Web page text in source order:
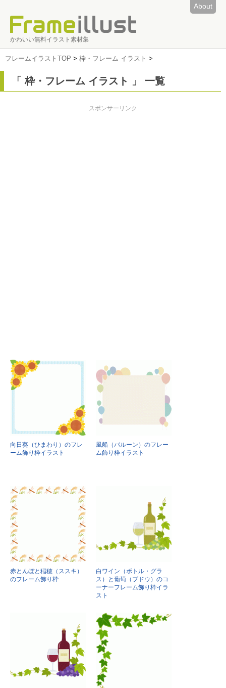
About
かわいい無料イラスト素材集
フレームイラストTOP > 枠・フレーム イラスト >
「 枠・フレーム イラスト 」 一覧
スポンサーリンク
向日葵（ひまわり）のフレ
ーム飾り枠イラスト
風船（バルーン）のフレー
ム飾り枠イラスト
赤とんぼと稲穂（ススキ）
のフレーム飾り枠
白ワイン（ボトル・グラ
ス）と葡萄（ブドウ）のコ
ーナーフレーム飾り枠イラ
スト